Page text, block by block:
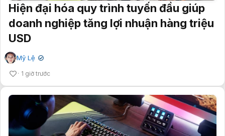
Hiện đại hóa quy trình tuyến đầu giúp
doanh nghiệp tăng lợi nhuận hàng triệu
USD
Mỹ Lệ ✔
1 giờ trước